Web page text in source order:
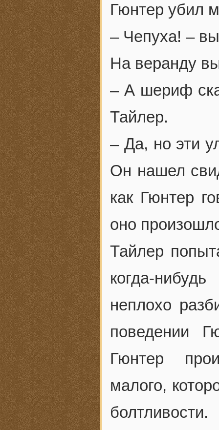
Гюнтер убил
– Чепуха! –
На веранду
– А шериф
Тайлер.
– Да, но эти
Он нашел
как Гюнтер
оно
Тайлер
когда-
неплохо
поведении
Гюнтер
малого,